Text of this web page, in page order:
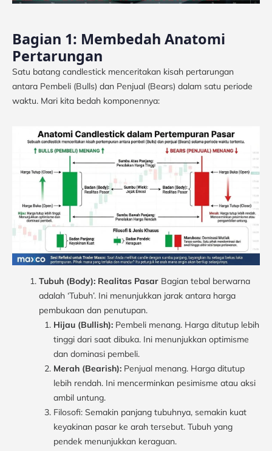
Bagian 1: Membedah Anatomi
Pertarungan
Satu batang candlestick menceritakan kisah pertarungan
antara Pembeli (Bulls) dan Penjual (Bears) dalam satu periode
waktu. Mari kita bedah komponennya:
Tubuh (Body): Realitas Pasar Bagian tebal berwarna
adalah ‘Tubuh’. Ini menunjukkan jarak antara harga
pembukaan dan penutupan.
Hijau (Bullish): Pembeli menang. Harga ditutup lebih
tinggi dari saat dibuka. Ini menunjukkan optimisme
dan dominasi pembeli.
Merah (Bearish): Penjual menang. Harga ditutup
lebih rendah. Ini mencerminkan pesimisme atau aksi
ambil untung.
Filosofi: Semakin panjang tubuhnya, semakin kuat
keyakinan pasar ke arah tersebut. Tubuh yang
pendek menunjukkan keraguan.